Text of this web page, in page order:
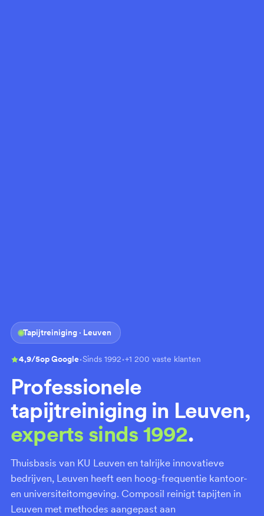
Tapijtreiniging · Leuven
4,9/5op Google·Sinds 1992·+1 200 vaste klanten
Professionele
tapijtreiniging in Leuven,
experts sinds 1992.
Thuisbasis van KU Leuven en talrijke innovatieve
bedrijven, Leuven heeft een hoog-frequentie kantoor-
en universiteitomgeving. Composil reinigt tapijten in
Leuven met methodes aangepast aan